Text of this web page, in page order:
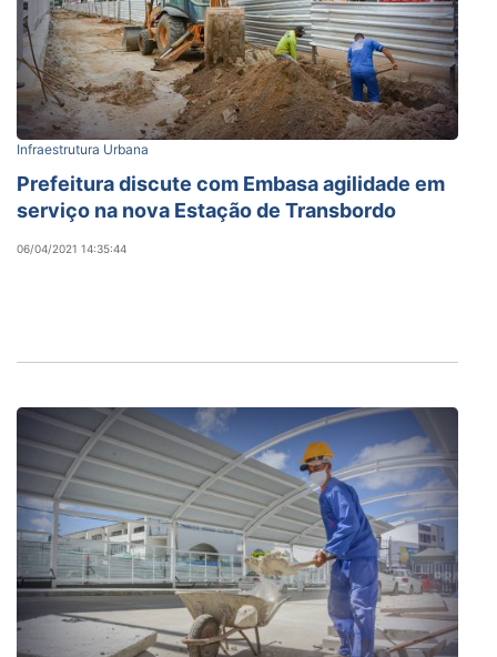
Infraestrutura Urbana
Prefeitura discute com Embasa agilidade em
serviço na nova Estação de Transbordo
06/04/2021 14:35:44